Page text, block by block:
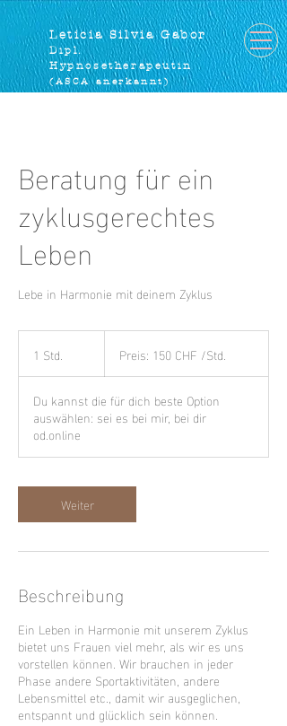
Leticia Silvia Gabor
Dipl.
Hypnosetherapeutin
(ASCA anerkannt)
Beratung für ein
zyklusgerechtes
Leben
Lebe in Harmonie mit deinem Zyklus
1 Std.
S
d
CHFPreis: 150 CHF /Std.
Du kannst die für dich beste Option
auswählen: sei es bei mir, bei dir
od.online
Weiter
Beschreibung
Ein Leben in Harmonie mit unserem Zyklus
bietet uns Frauen viel mehr, als wir es uns
vorstellen können. Wir brauchen in jeder
Phase andere Sportaktivitäten, andere
Lebensmittel etc., damit wir ausgeglichen,
entspannt und glücklich sein können.